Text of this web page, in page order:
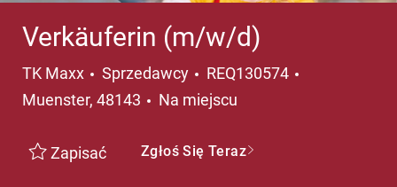
Verkäuferin (m/w/d)
TK Maxx Kategoria
Sprzedawcy REQ130574
Muenster, 48143
Na miejscu
Zapisać Zgłoś Się Teraz